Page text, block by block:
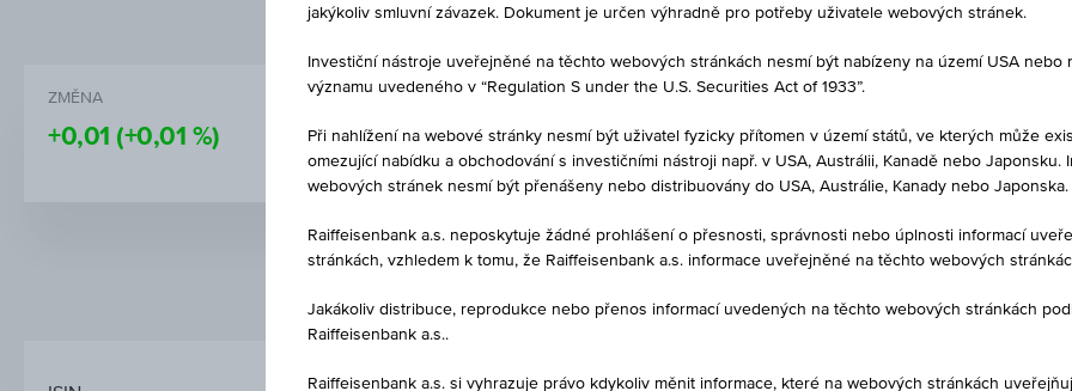
ZMĚNA
+0,01 (+0,01 %)
NÁKUP
-
PRODEJ
-
TRŽNÍ DATA 1D 1M
jakýkoliv smluvní závazek. Dokument je určen výhradně pro potřeby uživatele webových stránek.
Investiční nástroje uveřejněné na těchto webových stránkách nesmí být nabízeny na území USA nebo
významu uvedeného v “Regulation S under the U.S. Securities Act of 1933”.
Při nahlížení na webové stránky nesmí být uživatel fyzicky přítomen v území států, ve kterých může
omezující nabídku a obchodování s investičními nástroji např. v USA, Austrálii, Kanadě nebo Japonsku.
webových stránek nesmí být přenášeny nebo distribuovány do USA, Austrálie, Kanady nebo Japonska.
Raiffeisenbank a.s. neposkytuje žádné prohlášení o přesnosti, správnosti nebo úplnosti informací
stránkách, vzhledem k tomu, že Raiffeisenbank a.s. informace uveřejněné na těchto webových
Jakákoliv distribuce, reprodukce nebo přenos informací uvedených na těchto webových stránkách
Raiffeisenbank a.s..
Raiffeisenbank a.s. si vyhrazuje právo kdykoliv měnit informace, které na webových stránkách